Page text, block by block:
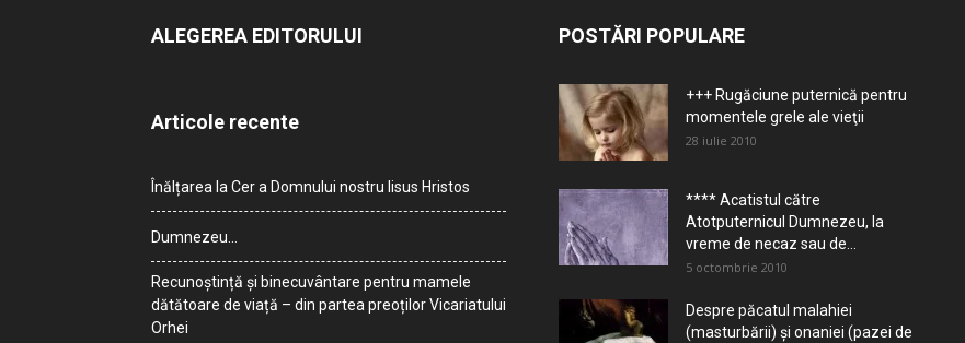
ALEGEREA EDITORULUI
Articole recente
Înălțarea la Cer a Domnului nostru Iisus Hristos
Dumnezeu…
Recunoștință și binecuvântare pentru mamele
dătătoare de viață – din partea preoților Vicariatului
Orhei
POSTĂRI POPULARE
+++ Rugăciune puternică pentru
momentele grele ale vieţii
28 iulie 2010
**** Acatistul către
Atotputernicul Dumnezeu, la
vreme de necaz sau de...
5 octombrie 2010
Despre păcatul malahiei
(masturbării) şi onaniei (pazei de